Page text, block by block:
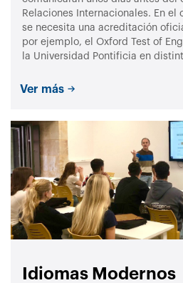
Relaciones Internacionales. En
se necesita una acreditación
por ejemplo, el Oxford Test of
la Universidad Pontificia en
Ver más
Idiomas Modernos